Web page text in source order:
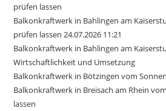
prüfen lassen
Balkonkraftwerk in Bahlingen am
prüfen lassen 24.07.2026 11:21
Balkonkraftwerk in Bahlingen am
Wirtschaftlichkeit und Umsetzung
Balkonkraftwerk in Bötzingen vom
Balkonkraftwerk in Breisach am Rhein
lassen